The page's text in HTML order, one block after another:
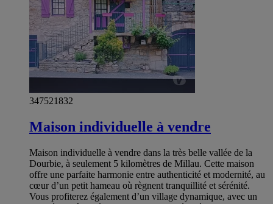
347521832
Maison individuelle à vendre
Maison individuelle à vendre dans la très belle vallée de la
Dourbie, à seulement 5 kilomètres de Millau. Cette maison
offre une parfaite harmonie entre authenticité et modernité, au
cœur d’un petit hameau où règnent tranquillité et sérénité.
Vous profiterez également d’un village dynamique, avec un